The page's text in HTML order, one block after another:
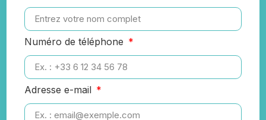
Numéro de téléphone
Adresse e-mail